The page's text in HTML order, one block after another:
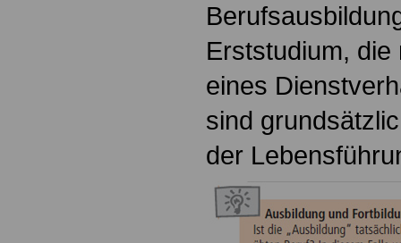
Erststudium,
eines
sind
der